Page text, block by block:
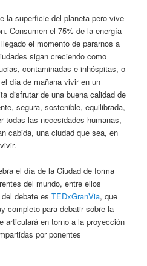
la superficie del planeta pero vive
Consumen el 75% de la energía
el momento de pararnos a
sigan creciendo como
contaminadas e inhóspitas, o
día de mañana vivir en un
disfrutar de una buena calidad de
segura, sostenible, equilibrada,
todas las necesidades humanas,
cabida, una ciudad que sea, en
el día de la Ciudad de forma
del mundo, entre ellos
del debate esTEDxGranVia, que
completo para debatir sobre la
articulará en torno a la proyección
por ponentes